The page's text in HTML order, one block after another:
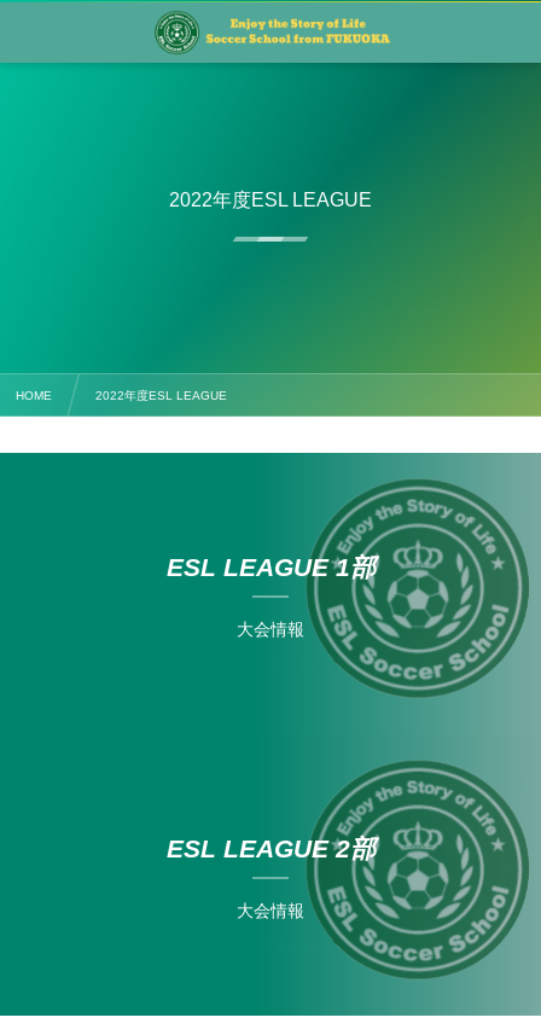
2022年度ESL LEAGUE
HOME 2022年度ESL LEAGUE
ESL LEAGUE 1部
大会情報
ESL LEAGUE 2部
大会情報